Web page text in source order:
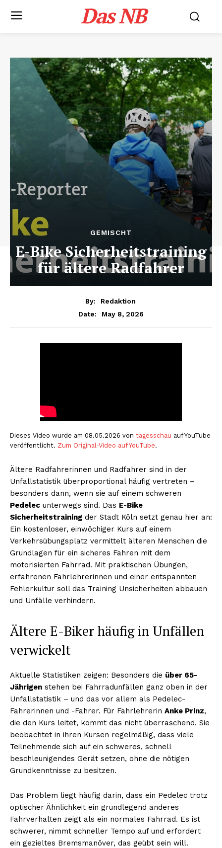
Das NB
GEMISCHT
E-Bike Sicherheitstraining
für ältere Radfahrer
By:
Redaktion
Date:
May 8, 2026
Dieses Video wurde am 08.05.2026 von tagesschau auf YouTube
veröffentlicht. Zum Original-Video auf YouTube.
Ältere Radfahrerinnen und Radfahrer sind in der
Unfallstatistik überproportional häufig vertreten –
besonders dann, wenn sie auf einem schweren
Pedelec unterwegs sind. Das E-Bike
Sicherheitstraining der Stadt Köln setzt genau hier an:
Ein kostenloser, einwöchiger Kurs auf einem
Verkehrsübungsplatz vermittelt älteren Menschen die
Grundlagen für ein sicheres Fahren mit dem
motorisierten Fahrrad. Mit praktischen Übungen,
erfahrenen Fahrlehrerinnen und einer entspannten
Fehlerkultur soll das Training Unsicherheiten abbauen
und Unfälle verhindern.
Ältere E-Biker häufig in Unfällen
verwickelt
Aktuelle Statistiken zeigen: Besonders die über 65-
Jährigen stehen bei Fahrradunfällen ganz oben in der
Unfallstatistik – und das vor allem als Pedelec-
Fahrerinnen und -Fahrer. Für Fahrlehrerin Anke Prinz,
die den Kurs leitet, kommt das nicht überraschend. Sie
beobachtet in ihren Kursen regelmäßig, dass viele
Teilnehmende sich auf ein schweres, schnell
beschleunigendes Gerät setzen, ohne die nötigen
Grundkenntnisse zu besitzen.
Das Problem liegt häufig darin, dass ein Pedelec trotz
optischer Ähnlichkeit ein grundlegend anderes
Fahrverhalten zeigt als ein normales Fahrrad. Es ist
schwerer, nimmt schneller Tempo auf und erfordert
ein gezieltes Bremsmanöver, das geübt sein will.